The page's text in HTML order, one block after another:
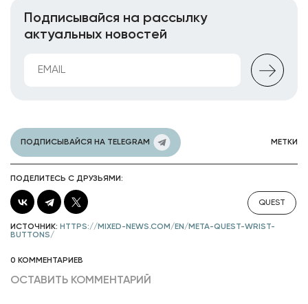
Подписывайся на рассылку
актуальных новостей
ПОДПИСЫВАЙСЯ НА TELEGRAM МЕТКИ
ПОДЕЛИТЕСЬ С ДРУЗЬЯМИ:
QUEST
ИСТОЧНИК: HTTPS://MIXED-NEWS.COM/EN/META-QUEST-WRIST-
BUTTONS/
0 КОММЕНТАРИЕВ
ОСТАВИТЬ КОММЕНТАРИЙ